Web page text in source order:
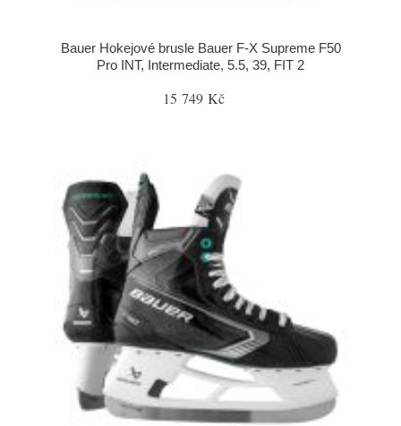
Bauer Hokejové brusle Bauer F-X Supreme F50
Pro INT, Intermediate, 5.5, 39, FIT 2
15 749 Kč